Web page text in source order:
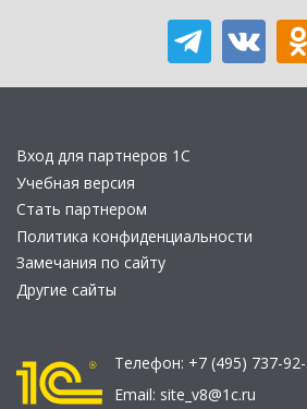
Вход для партнеров 1С
Учебная версия
Стать партнером
Политика конфиденциальности
Замечания по сайту
Другие сайты
Телефон: +7 (495) 737-
Email: site_v8@1c.ru